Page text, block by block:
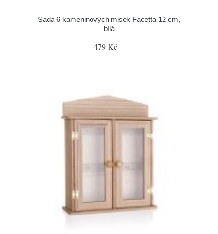
Sada 6 kameninových misek Facetta 12 cm,
bílá
479 Kč